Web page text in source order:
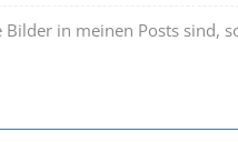
Bilder in meinen Posts sind,